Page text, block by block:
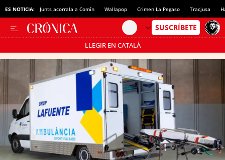
ES NOTICIA: Junts acorrala a Comín Wallapop Crimen La Pegaso Tracjusa
LLEGIR EN CATALÀ
Pásate al MODO AHORRO